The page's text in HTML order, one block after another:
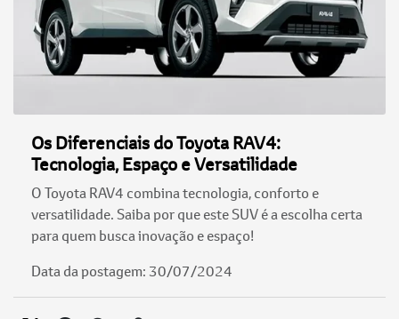
Os Diferenciais do Toyota RAV4:
Tecnologia, Espaço e Versatilidade
O Toyota RAV4 combina tecnologia, conforto e
versatilidade. Saiba por que este SUV é a escolha certa
para quem busca inovação e espaço!
Data da postagem: 30/07/2024